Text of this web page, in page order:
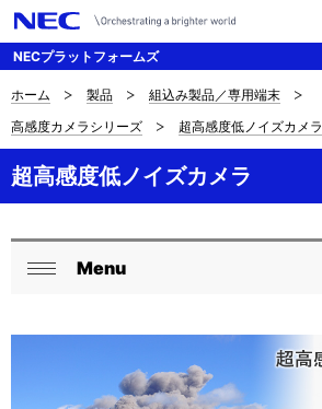
NECプラットフォームズ
ナ
ビ
ゲ
ー
シ
サ
イ
ト
の
在
ホーム 製品
組込み製品／専用端末
高感度カメラシリーズ
超高感度低ノイズカメラ
超高感度低ノイズカメラ
ロ
Menu